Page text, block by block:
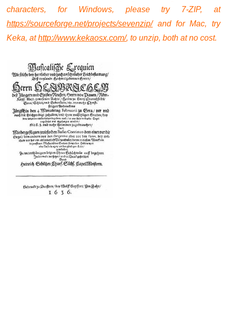
characters, for Windows, please try 7-ZIP, at
https://sourceforge.net/projects/sevenzip/and for Mac, try
Keka, athttp://www.kekaosx.com/, to unzip, both at no cost.